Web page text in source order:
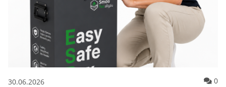
30.06.2026 0